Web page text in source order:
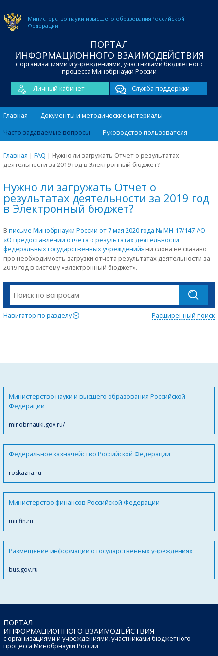
Министерство науки ивысшего образованияРоссийской
Федерации
ПОРТАЛ
ИНФОРМАЦИОННОГО ВЗАИМОДЕЙСТВИЯ
с организациями и учреждениями, участниками бюджетного
процесса Минобрнауки России
Личный кабинет
Служба поддержки
Главная
Документы и методические материалы
Часто задаваемые вопросы
Руководство пользователя
Главная | FAQ | Нужно ли загружать Отчет о результатах
деятельности за 2019 год в Электронный бюджет?
Нужно ли загружать Отчет о
результатах деятельности за 2019 год
в Электронный бюджет?
В письме Минобрнауки России от 7 мая 2020 года № МН-17/147-АО
«О предоставлении отчета о результатах деятельности
федеральных государственных учреждений» ни слова не сказано
про необходимость загрузки отчета результатах деятельности за
2019 год в систему «Электронный бюджет».
Навигатор по разделу Расширенный поиск
Министерство науки и высшего образования Российской
Федерации
minobrnauki.gov.ru/
Федеральное казначейство Российской Федерации
roskazna.ru
Министерство финансов Российской Федерации
minfin.ru
Размещение информации о государственных учреждениях
bus.gov.ru
ПОРТАЛ
ИНФОРМАЦИОННОГО ВЗАИМОДЕЙСТВИЯ
с организациями и учреждениями, участниками бюджетного
процесса Минобрнауки России